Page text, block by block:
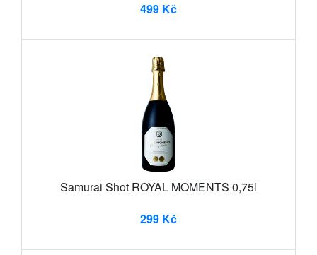
499 Kč
Samurai Shot ROYAL MOMENTS 0,75l
299 Kč